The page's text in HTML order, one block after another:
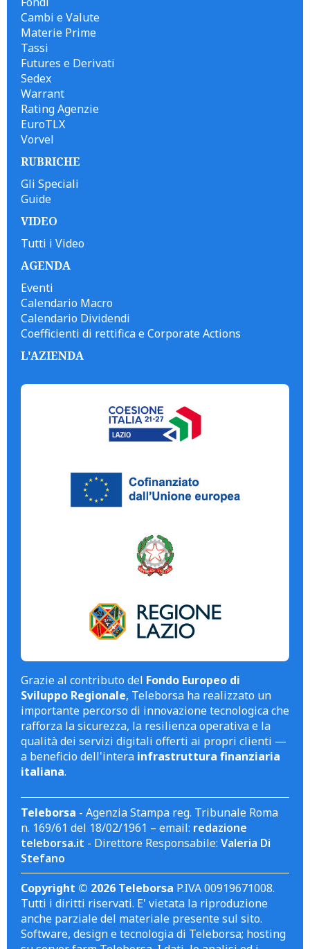
Cambi e Valute
Materie Prime
Tassi
Futures e Derivati
Sedex
Warrant
Rating Agenzie
EuroTLX
Vorvel
RUBRICHE
Gli Speciali
Guide
VIDEO
Tutti i Video
AGENDA
Eventi
Calendario Macro
Calendario Dividendi
Coefficienti di rettifica e Corporate Actions
L'AZIENDA
Grazie al contributo del Fondo Europeo di
Sviluppo Regionale, Teleborsa ha realizzato un
importante percorso di innovazione tecnologica che
rafforza la sicurezza, la resilienza operativa e la
qualità dei servizi digitali offerti ai propri clienti —
a beneficio dell'intera infrastruttura finanziaria
italiana.
Teleborsa - Agenzia Stampa reg. Tribunale Roma
n. 169/61 del 18/02/1961 – email: redazione
teleborsa.it - Direttore Responsabile: Valeria Di
Stefano
Copyright © 2026 Teleborsa P.IVA 00919671008.
Tutti i diritti riservati. E' vietata la riproduzione
anche parziale del materiale presente sul sito.
Software, design e tecnologia di Teleborsa; hosting